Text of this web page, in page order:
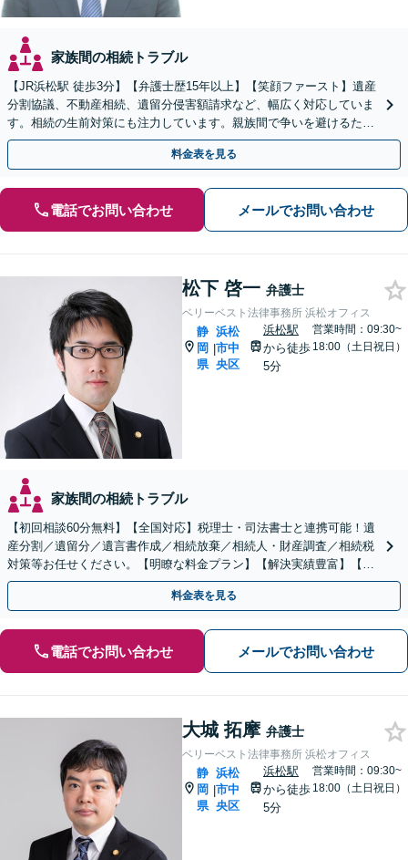
家族間の相続トラブル
【JR浜松駅 徒歩3分】【弁護士歴15年以上】【笑顔ファースト】遺産
分割協議、不動産相続、遺留分侵害額請求など、幅広く対応していま
す。相続の生前対策にも注力しています。親族間で争いを避けるため
にも、お早めにご相談ください。【初回面談無料】
料金表を見る
電話でお問い合わせ メールでお問い合わせ
松下 啓一 弁護士
ベリーベスト法律事務所 浜松オフィス
静
岡
県
|
浜松
市中
央区
浜松駅
から徒歩
5分
営業時間：09:30~
18:00（土日祝日）
家族間の相続トラブル
【初回相談60分無料】【全国対応】税理士・司法書士と連携可能！遺
産分割／遺留分／遺言書作成／相続放棄／相続人・財産調査／相続税
対策等お任せください。【明瞭な料金プラン】【解決実績豊富】【電
話相談可】
料金表を見る
電話でお問い合わせ メールでお問い合わせ
大城 拓摩 弁護士
ベリーベスト法律事務所 浜松オフィス
静
岡
県
|
浜松
市中
央区
浜松駅
から徒歩
5分
営業時間：09:30~
18:00（土日祝日）